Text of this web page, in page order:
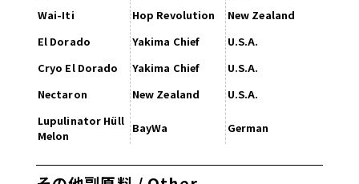
Wai-Iti Hop Revolution
New Zealand
El Dorado
Yakima Chief
U.S.A.
Cryo El Dorado
Yakima Chief
U.S.A.
Nectaron
New Zealand
U.S.A.
Lupulinator Hüll
Melon
BayWa German